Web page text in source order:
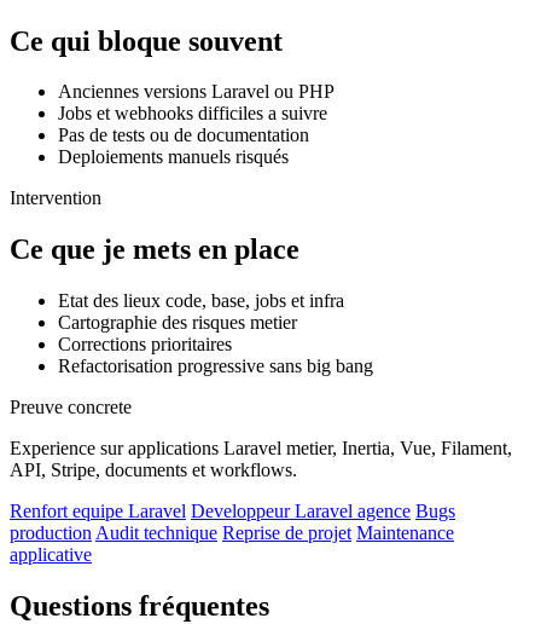
Ce qui bloque souvent
Anciennes versions Laravel ou PHP
Jobs et webhooks difficiles a suivre
Pas de tests ou de documentation
Deploiements manuels risqués
Intervention
Ce que je mets en place
Etat des lieux code, base, jobs et infra
Cartographie des risques metier
Corrections prioritaires
Refactorisation progressive sans big bang
Preuve concrete
Experience sur applications Laravel metier, Inertia, Vue, Filament,
API, Stripe, documents et workflows.
Renfort equipe Laravel Developpeur Laravel agence Bugs
production Audit technique Reprise de projet Maintenance
applicative
Questions fréquentes